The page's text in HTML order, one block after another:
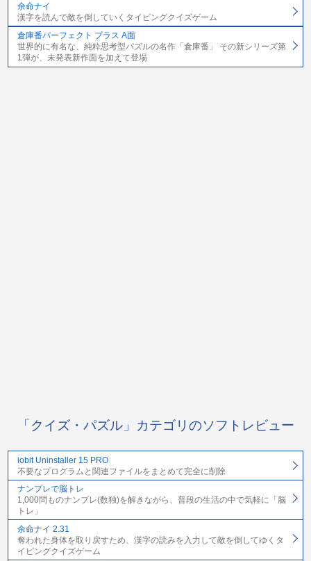
余命ナイ
漢字を読んで敵を倒していくタイピングクイズゲーム
倉庫番パーフェクト プラス A面
世界的に有名な、純粋思考型パズルの名作「倉庫番」 その新シリーズ第
1弾が、未発表新作面を加えて登場
「クイズ・パズル」カテゴリのソフトレビュー
iobit Uninstaller 15 PRO
不要なプログラムと関連ファイルをまとめて完全に削除
ナンプレで脳トレ
1,000問ものナンプレ(数独)を解きながら、普段の生活の中で気軽に「脳
トレ」
余命ナイ 2.31
奪われた身体を取り戻すため、漢字の読みを入力して敵を倒してゆくタ
イピングクイズゲーム